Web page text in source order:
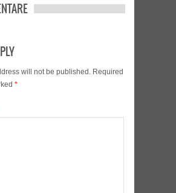
will not be published. Required
*